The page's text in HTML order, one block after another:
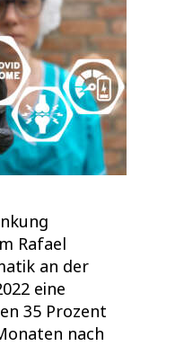
Rafael
an der
eine
35 Prozent
nach